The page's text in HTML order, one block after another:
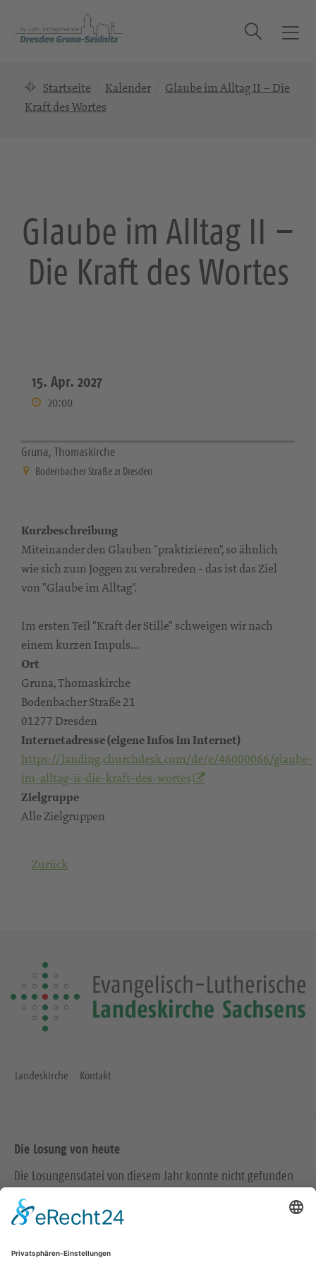
T
g
o
Suche
Startseite Kalender
Glaube im Alltag II – Die
Kraft des Wortes
Glaube im Alltag II –
Die Kraft des Wortes
15. Apr. 2027
20:00
Gruna, Thomaskirche
Bodenbacher Straße 21 Dresden
Kurzbeschreibung
Miteinander den Glauben "praktizieren", so ähnlich
wie sich zum Joggen zu verabreden - das ist das Ziel
von "Glaube im Alltag".
Im ersten Teil "Kraft der Stille" schweigen wir nach
einem kurzen Impuls...
Ort
Gruna, Thomaskirche
Bodenbacher Straße 21
01277 Dresden
Internetadresse (eigene Infos im Internet)
https://landing.churchdesk.com/de/e/46000066/glaube-
im-alltag-ii-die-kraft-des-wortes
Zielgruppe
Alle Zielgruppen
Zurück
Landeskirche Kontakt
Die Losung von heute
Die Losungensdatei von diesem Jahr konnte nicht gefunden
werden. Wie das Problem gelöst werden kann, können Sie
hiernachlesen.